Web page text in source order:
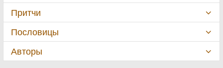
Притчи
Пословицы
Авторы